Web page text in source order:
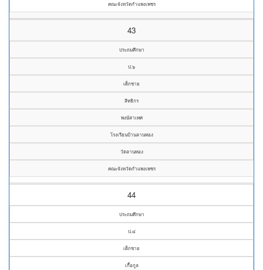
คณะจังหวัดกำแพงเพชร
43
ประถมศึกษา
ป.๖
เด็กชาย
สิทธิกร
พงษ์สาเทศ
โรงเรียนบ้านลานทอง
วัดลานทอง
คณะจังหวัดกำแพงเพชร
44
ประถมศึกษา
ป.๔
เด็กชาย
เกื้อกูล